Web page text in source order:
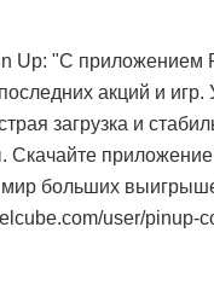
Up: "С приложением
акций и
загрузка и
Скачайте
мир больших
user/pinup-